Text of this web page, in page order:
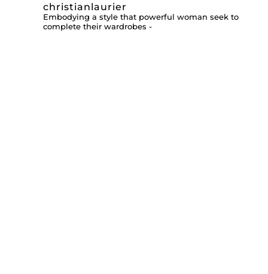
christianlaurier
Embodying a style that powerful woman seek to
complete their wardrobes -